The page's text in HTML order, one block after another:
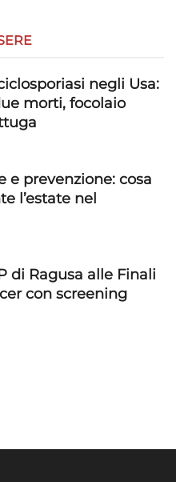
negli Usa:
morti, focolaio
e prevenzione: cosa
l’estate nel
di Ragusa alle Finali
con screening